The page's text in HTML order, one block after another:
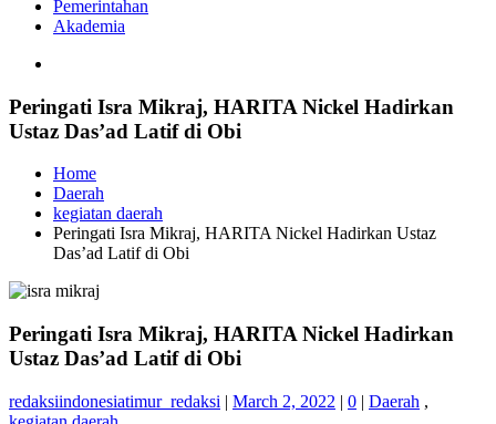
Pemerintahan
Akademia
Peringati Isra Mikraj, HARITA Nickel Hadirkan
Ustaz Das’ad Latif di Obi
Home
Daerah
kegiatan daerah
Peringati Isra Mikraj, HARITA Nickel Hadirkan Ustaz
Das’ad Latif di Obi
Peringati Isra Mikraj, HARITA Nickel Hadirkan
Ustaz Das’ad Latif di Obi
redaksiindonesiatimur_redaksi | March 2, 2022 | 0 | Daerah ,